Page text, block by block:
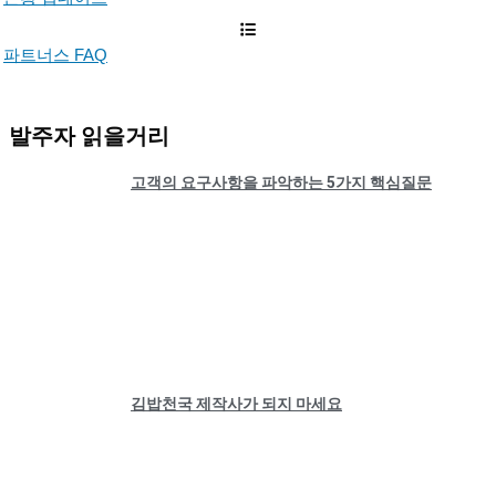
파트너스 FAQ
발주자 읽을거리
고객의 요구사항을 파악하는 5가지 핵심질문
김밥천국 제작사가 되지 마세요